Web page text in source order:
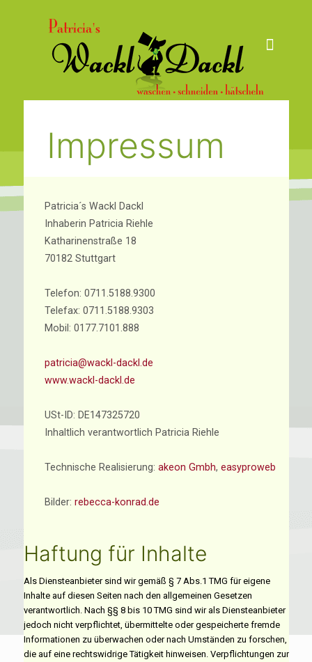
Impressum
Patricia´s Wackl Dackl
Inhaberin Patricia Riehle
Katharinenstraße 18
70182 Stuttgart
Telefon: 0711.5188.9300
Telefax: 0711.5188.9303
Mobil: 0177.7101.888
patricia@wackl-dackl.de
www.wackl-dackl.de
USt-ID: DE147325720
Inhaltlich verantwortlich Patricia Riehle
Technische Realisierung: akeon Gmbh, easyproweb
Bilder: rebecca-konrad.de
Haftung für Inhalte
Als Diensteanbieter sind wir gemäß § 7 Abs.1 TMG für eigene
Inhalte auf diesen Seiten nach den allgemeinen Gesetzen
verantwortlich. Nach §§ 8 bis 10 TMG sind wir als Diensteanbieter
jedoch nicht verpflichtet, übermittelte oder gespeicherte fremde
Informationen zu überwachen oder nach Umständen zu forschen,
die auf eine rechtswidrige Tätigkeit hinweisen. Verpflichtungen zur